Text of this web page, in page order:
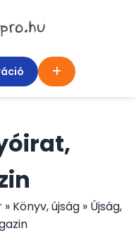
» Könyv, újság » Újság,